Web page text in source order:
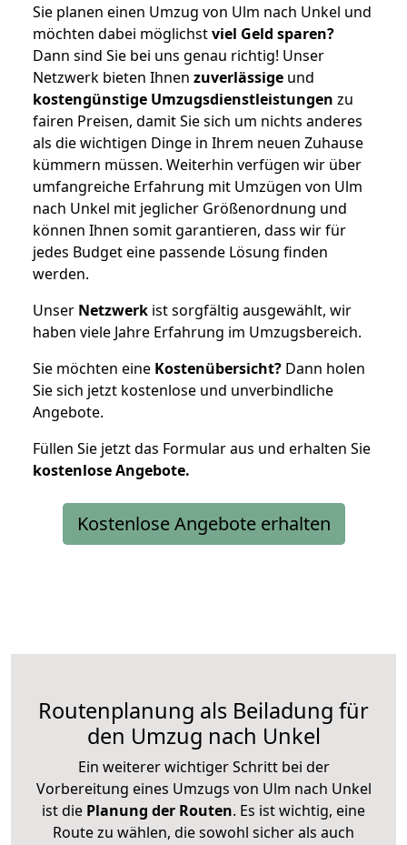
Sie planen einen Umzug von Ulm nach Unkel und
möchten dabei möglichstviel Geld sparen?
Dann sind Sie bei uns genau richtig! Unser
Netzwerk bieten Ihnen zuverlässige und
kostengünstige Umzugsdienstleistungen zu
fairen Preisen, damit Sie sich um nichts anderes
als die wichtigen Dinge in Ihrem neuen Zuhause
kümmern müssen. Weiterhin verfügen wir über
umfangreiche Erfahrung mit Umzügen von Ulm
nach Unkel mit jeglicher Größenordnung und
können Ihnen somit garantieren, dass wir für
jedes Budget eine passende Lösung finden
werden.
Unser Netzwerk ist sorgfältig ausgewählt, wir
haben viele Jahre Erfahrung im Umzugsbereich.
Sie möchten eine Kostenübersicht? Dann holen
Sie sich jetzt kostenlose und unverbindliche
Angebote.
Füllen Sie jetzt das Formular aus und erhalten Sie
kostenloseAngebote.
Kostenlose Angebote erhalten
Routenplanung als Beiladung für
den Umzug nach Unkel
Ein weiterer wichtiger Schritt bei der
Vorbereitung eines Umzugs von Ulm nach Unkel
ist die Planung der Routen. Es ist wichtig, eine
Route zu wählen, die sowohl sicher als auch